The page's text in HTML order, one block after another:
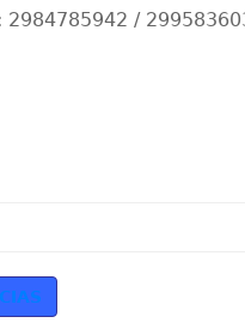
2984785942 /